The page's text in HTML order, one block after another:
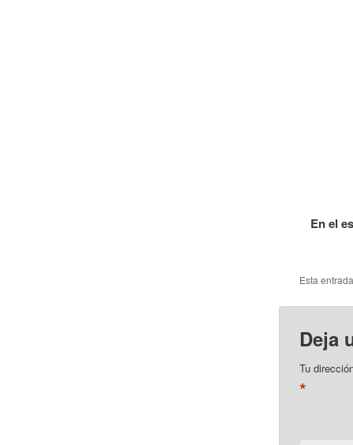
En el
Esta
Deja
Tu
*